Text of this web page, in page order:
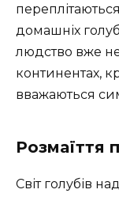
домашніх
людство вже не
континентах,
вважаються
Розмаїття
Світ голубів